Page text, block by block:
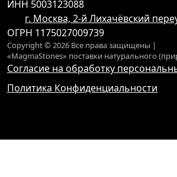
ИНН 5003123088
г. Москва, 2-й Лихачёвский
ОГРН 1175027009739
Copyright © 2026 Все права защищены |
«MagmaStones» поставки натурального
Согласие на обработку
Политика Конфиденциальности